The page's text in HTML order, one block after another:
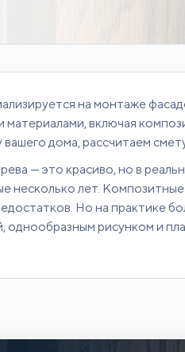
на монтаже
материалами, включая
дома, рассчитаем
— это красиво, но в
несколько лет.
Но на практике
однообразным рисунком и